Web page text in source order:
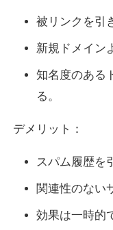
被リンクを引
新規ドメイン
知名度のある
る。
デメリット：
スパム履歴を
関連性のない
効果は一時的